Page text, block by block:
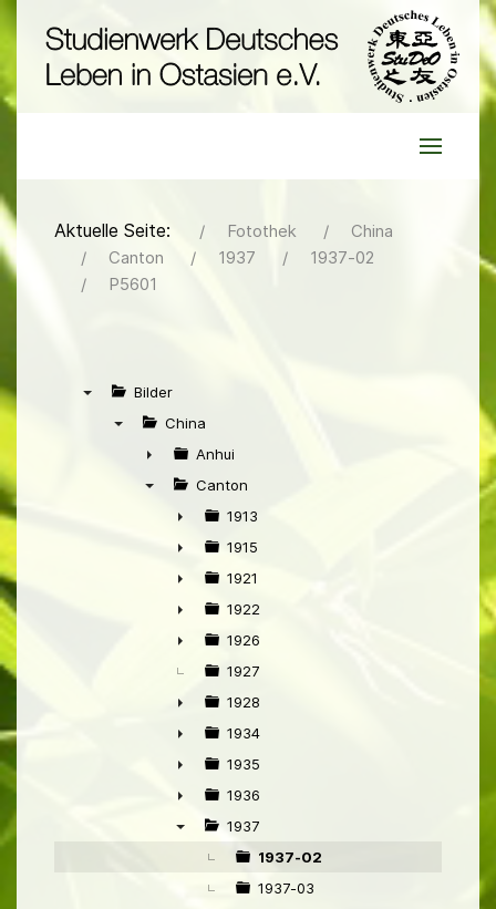
Aktuelle Seite: Fotothek
China
Canton
1937
1937-02
P5601
Bilder
China
►
Anhui
Canton
►
1913
►
1915
►
1921
►
1922
►
1926
1927
►
1928
►
1934
►
1935
►
1936
1937
1937-02
1937-03